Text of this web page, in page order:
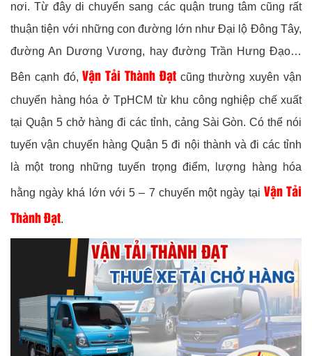
nơi. Từ đây di chuyển sang các quận trung tâm cũng rất
thuận tiện với những con đường lớn như Đại lộ Đông Tây,
đường An Dương Vương, hay đường Trần Hưng Đạo…
Bên cạnh đó,Vận Tải Thành Đạtcũng thường xuyên vận
chuyển hàng hóa ở TpHCM từ khu công nghiệp chế xuất
tại Quận 5 chở hàng đi các tỉnh, cảng Sài Gòn. Có thể nói
tuyến vận chuyển hàng Quận 5 đi nội thành và đi các tỉnh
là một trong những tuyến trọng điểm, lượng hàng hóa
hằng ngày khá lớn với 5 – 7 chuyến một ngày tại Vận Tải
Thành Đạt.